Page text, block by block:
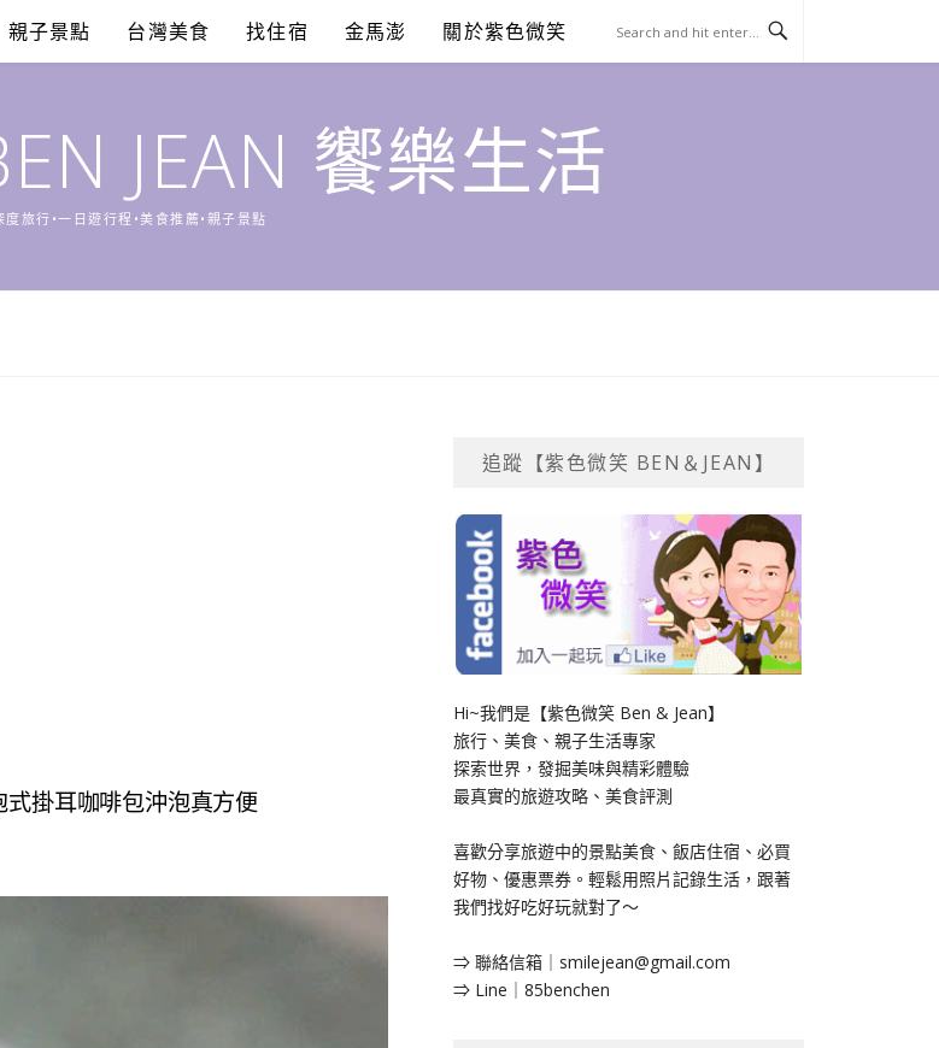
親子景點 台灣美食 找住宿 金馬澎 關於紫色微笑
JEAN 饗樂生活
度旅行•一日遊行程•美食推薦•親子景點
式掛耳咖啡包沖泡真方便
追蹤【紫色微笑 BEN＆JEAN】
Hi~我們是【紫色微笑 Ben & Jean】
旅行、美食、親子生活專家
探索世界，發掘美味與精彩體驗
最真實的旅遊攻略、美食評測
喜歡分享旅遊中的景點美食、飯店住宿、必買
好物、優惠票券。輕鬆用照片記錄生活，跟著
我們找好吃好玩就對了～
⇒ 聯絡信箱｜ smilejean@gmail.com
⇒ Line｜85benchen